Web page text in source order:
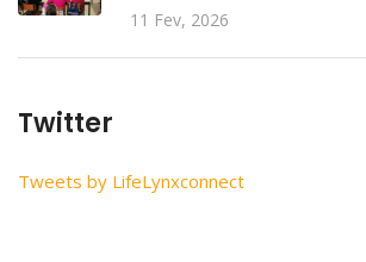
11 Fev, 2026
Twitter
Tweets by LifeLynxconnect